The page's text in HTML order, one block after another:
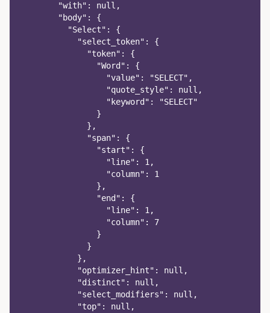
        "with": null,
        "body": {
          "Select": {
            "select_token": {
              "token": {
                "Word": {
                  "value": "SELECT",
                  "quote_style": null,
                  "keyword": "SELECT"
                }
              },
              "span": {
                "start": {
                  "line": 1,
                  "column": 1
                },
                "end": {
                  "line": 1,
                  "column": 7
                }
              }
            },
            "optimizer_hint": null,
            "distinct": null,
            "select_modifiers": null,
            "top": null,